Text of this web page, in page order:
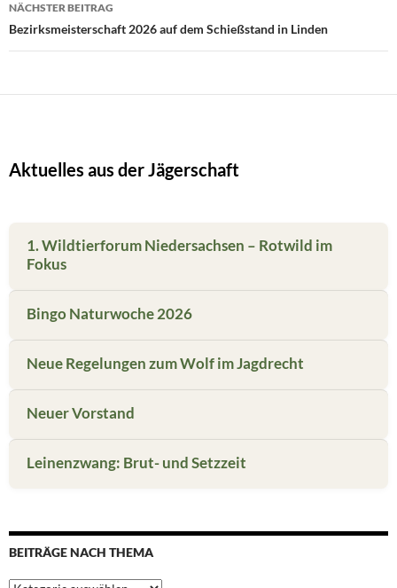
NÄCHSTER BEITRAG
Bezirksmeisterschaft 2026 auf dem Schießstand in Linden
Aktuelles aus der Jägerschaft
1. Wildtierforum Niedersachsen – Rotwild im
Fokus
Bingo Naturwoche 2026
Neue Regelungen zum Wolf im Jagdrecht
Neuer Vorstand
Leinenzwang: Brut- und Setzzeit
BEITRÄGE NACH THEMA